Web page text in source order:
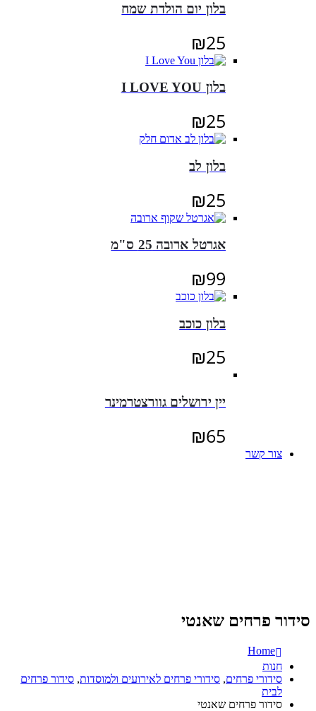
בלון יום הולדת שמח
₪25
בלון I LOVE YOU
₪25
בלון לב
₪25
אגרטל ארובה 25 ס"מ
₪99
בלון כוכב
₪25
יין ירושלים גוורצטרמינר
₪65
צור קשר
סידור פרחים שאנטי
Home
חנות
סידורי פרחים, סידורי פרחים לאירועים ולמוסדות, סידור פרחים
לבית
סידור פרחים שאנטי